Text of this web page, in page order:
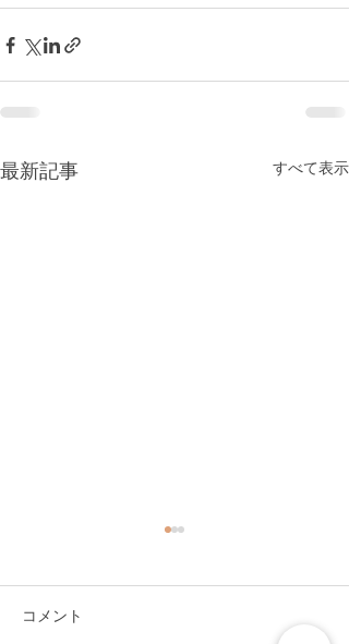
最新記事 すべて表示
コメント